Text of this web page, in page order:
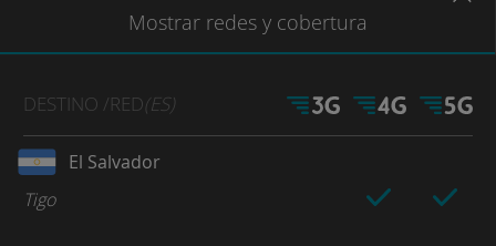
Mostrar redes y cobertura
DESTINO /RED(ES)
El Salvador
Tigo